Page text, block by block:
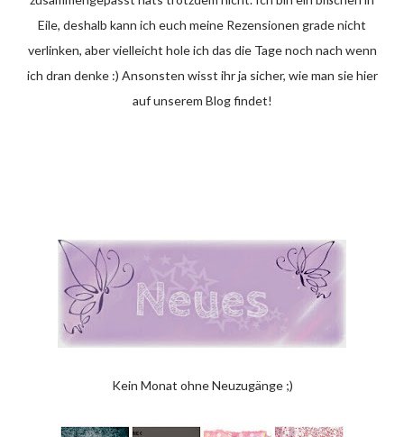
Eile, deshalb kann ich euch meine Rezensionen grade nicht
verlinken, aber vielleicht hole ich das die Tage noch nach wenn
ich dran denke :) Ansonsten wisst ihr ja sicher, wie man sie hier
auf unserem Blog findet!
Kein Monat ohne Neuzugänge ;)